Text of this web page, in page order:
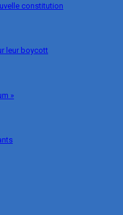
constitution
leur boycott
»